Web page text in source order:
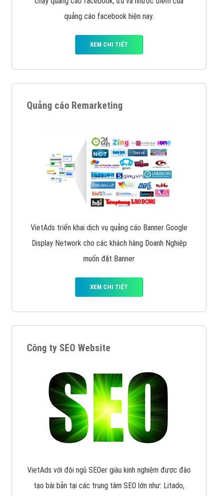
quảng cáo facebook hiện nay.
XEM CHI TIẾT
Quảng cáo Remarketing
VietAds triển khai dịch vụ quảng cáo Banner Google
Display Network cho các khách hàng Doanh Nghiệp
muốn đặt Banner
XEM CHI TIẾT
Công ty SEO Website
VietAds với đội ngũ SEOer giàu kinh nghiệm được đào
tạo bài bản tại các trung tâm SEO lớn như: Litado,